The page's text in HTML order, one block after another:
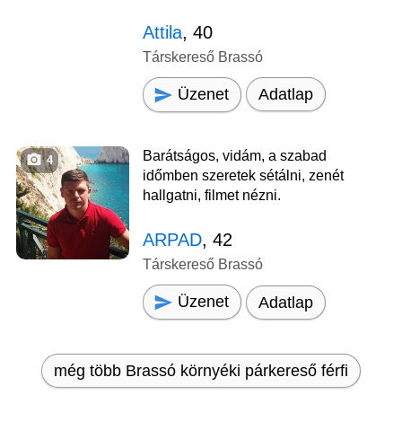
Attila, 40
Társkereső Brassó
Üzenet Adatlap
4
Barátságos, vidám, a szabad
időmben szeretek sétálni, zenét
hallgatni, filmet nézni.
ARPAD, 42
Társkereső Brassó
Üzenet Adatlap
még több Brassó környéki párkereső férfi